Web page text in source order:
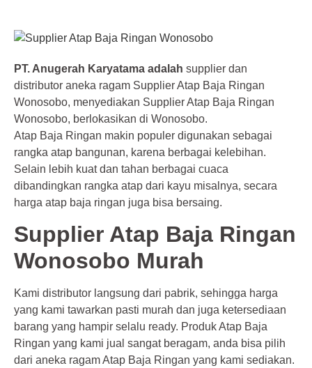
PT. Anugerah Karyatama adalah supplier dan
distributor aneka ragam Supplier Atap Baja Ringan
Wonosobo, menyediakan Supplier Atap Baja Ringan
Wonosobo, berlokasikan di Wonosobo.
Atap Baja Ringan makin populer digunakan sebagai
rangka atap bangunan, karena berbagai kelebihan.
Selain lebih kuat dan tahan berbagai cuaca
dibandingkan rangka atap dari kayu misalnya, secara
harga atap baja ringan juga bisa bersaing.
Supplier Atap Baja Ringan
Wonosobo Murah
Kami distributor langsung dari pabrik, sehingga harga
yang kami tawarkan pasti murah dan juga ketersediaan
barang yang hampir selalu ready. Produk Atap Baja
Ringan yang kami jual sangat beragam, anda bisa pilih
dari aneka ragam Atap Baja Ringan yang kami sediakan.